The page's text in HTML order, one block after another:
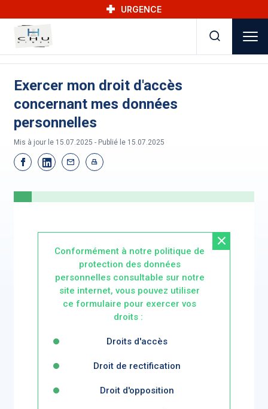
URGENCE
Exercer mon droit d'accès
concernant mes données
personnelles
Mis à jour le 15.07.2025 - Publié le 15.07.2025
Conformément à notre politique de
protection des données
personnellesconsultable sur notre
site internet, vous pouvez utiliser
ce formulaire pour exercer vos
droits :
Droits d'accès
Droit de rectification
Droit d'opposition